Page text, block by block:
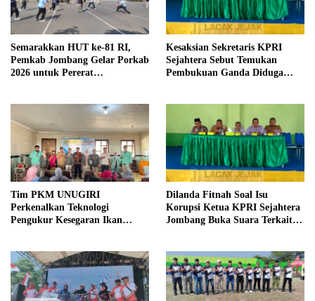
Semarakkan HUT ke-81 RI,
Pemkab Jombang Gelar Porkab
2026 untuk Pererat
Kesaksian Sekretaris KPRI
Sejahtera Sebut Temukan
Pembukuan Ganda Diduga
Tim PKM UNUGIRI
Perkenalkan Teknologi
Pengukur Kesegaran Ikan
Dilanda Fitnah Soal Isu
Korupsi Ketua KPRI Sejahtera
Jombang Buka Suara Terkait